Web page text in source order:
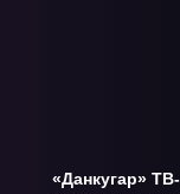
«Данкугар»